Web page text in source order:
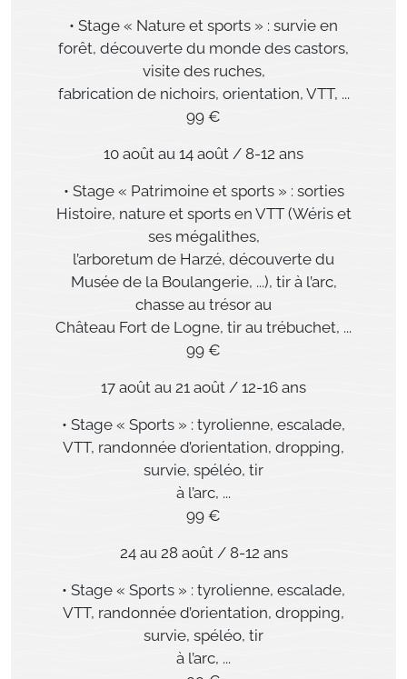
• Stage « Nature et sports » : survie en
forêt, découverte du monde des castors,
visite des ruches,
fabrication de nichoirs, orientation, VTT, ...
99 €
10 août au 14 août / 8-12 ans
• Stage « Patrimoine et sports » : sorties
Histoire, nature et sports en VTT (Wéris et
ses mégalithes,
l’arboretum de Harzé, découverte du
Musée de la Boulangerie, ...), tir à l’arc,
chasse au trésor au
Château Fort de Logne, tir au trébuchet, ...
99 €
17 août au 21 août / 12-16 ans
• Stage « Sports » : tyrolienne, escalade,
VTT, randonnée d’orientation, dropping,
survie, spéléo, tir
à l’arc, ...
99 €
24 au 28 août / 8-12 ans
• Stage « Sports » : tyrolienne, escalade,
VTT, randonnée d’orientation, dropping,
survie, spéléo, tir
à l’arc, ...